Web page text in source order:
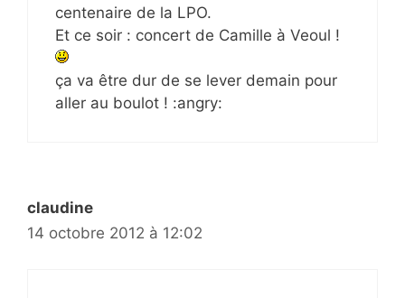
centenaire de la LPO.
Et ce soir : concert de Camille à Veoul !
ça va être dur de se lever demain pour
aller au boulot ! :angry:
claudine
14 octobre 2012 à 12:02